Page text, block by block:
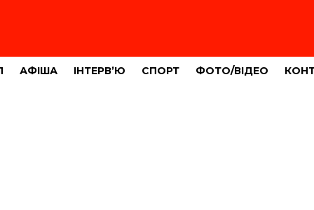
АФІША ІНТЕРВ’Ю СПОРТ ФОТО/ВІДЕО